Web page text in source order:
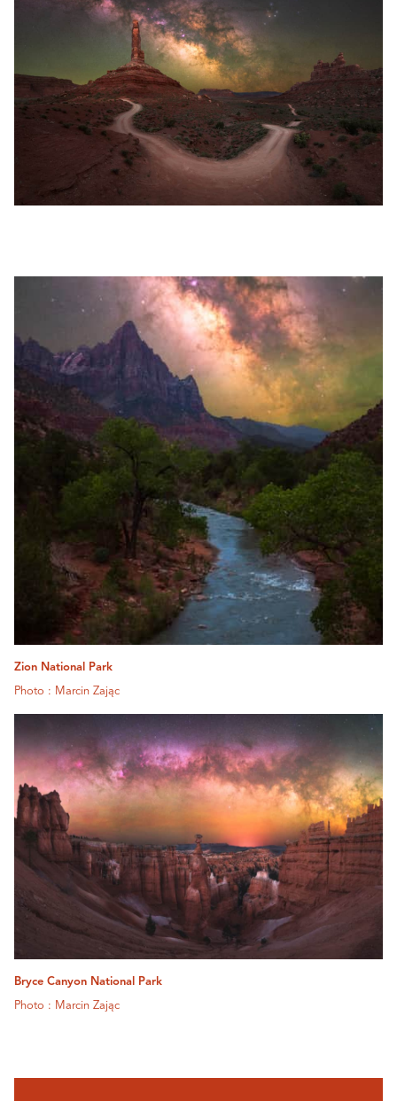
Zion National Park
Photo : Marcin Zając
Bryce Canyon National Park
Photo : Marcin Zając